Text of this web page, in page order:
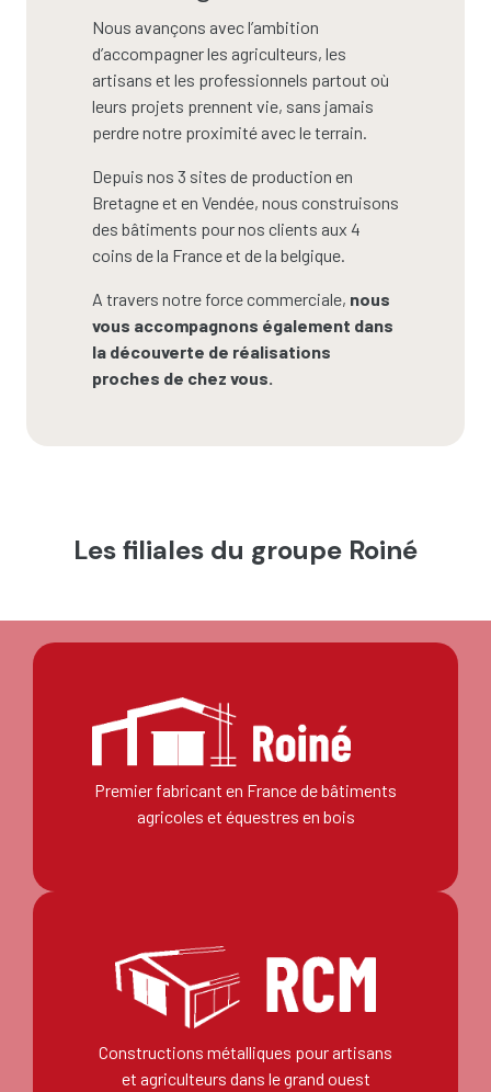
Nous avançons avec l’ambition
d’accompagner les agriculteurs, les
artisans et les professionnels partout où
leurs projets prennent vie, sans jamais
perdre notre proximité avec le terrain.
Depuis nos 3 sites de production en
Bretagne et en Vendée, nous construisons
des bâtiments pour nos clients aux 4
coins de la France et de la belgique.
A travers notre force commerciale, nous
vous accompagnons également dans
la découverte de réalisations
proches de chez vous.
Les filiales du groupe Roiné
Premier fabricant en France de bâtiments
agricoles et équestres en bois
Constructions métalliques pour artisans
et agriculteurs dans le grand ouest